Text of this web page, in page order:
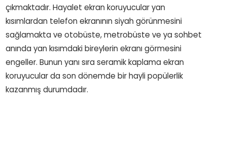
çıkmaktadır. Hayalet ekran koruyucular yan
kısımlardan telefon ekranının siyah görünmesini
sağlamakta ve otobüste, metrobüste ve ya sohbet
anında yan kısımdaki bireylerin ekranı görmesini
engeller. Bunun yanı sıra seramik kaplama ekran
koruyucular da son dönemde bir hayli popülerlik
kazanmış durumdadır.